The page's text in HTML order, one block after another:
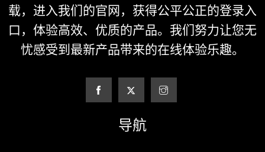
载，进入我们的官网，获得公平公正的登录入
口，体验高效、优质的产品。我们努力让您无
忧感受到最新产品带来的在线体验乐趣。
导航